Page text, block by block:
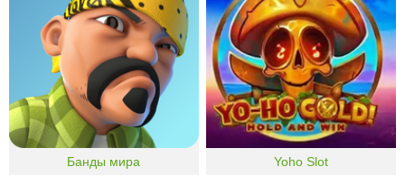
Банды мира Yoho Slot